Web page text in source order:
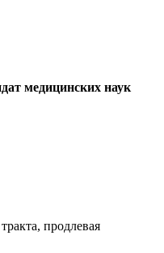
медицинских наук
продлевая